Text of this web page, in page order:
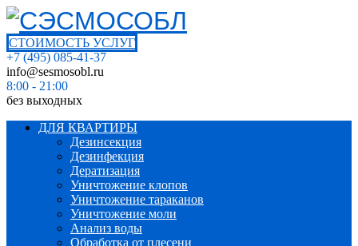
СТОИМОСТЬ УСЛУГ
+7 (495) 085-41-37
info@sesmosobl.ru
8:00 - 21:00
без выходных
ДЛЯ КВАРТИРЫ
Дезинсекция
Дезинфекция
Дератизация
Уничтожение клопов
Уничтожение тараканов
Уничтожение моли
Анализ воды
Обработка от плесени